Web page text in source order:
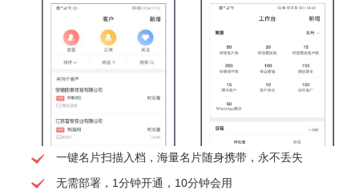
一键名片扫描入档，海量名片随身携带，永不丢失
无需部署，1分钟开通，10分钟会用